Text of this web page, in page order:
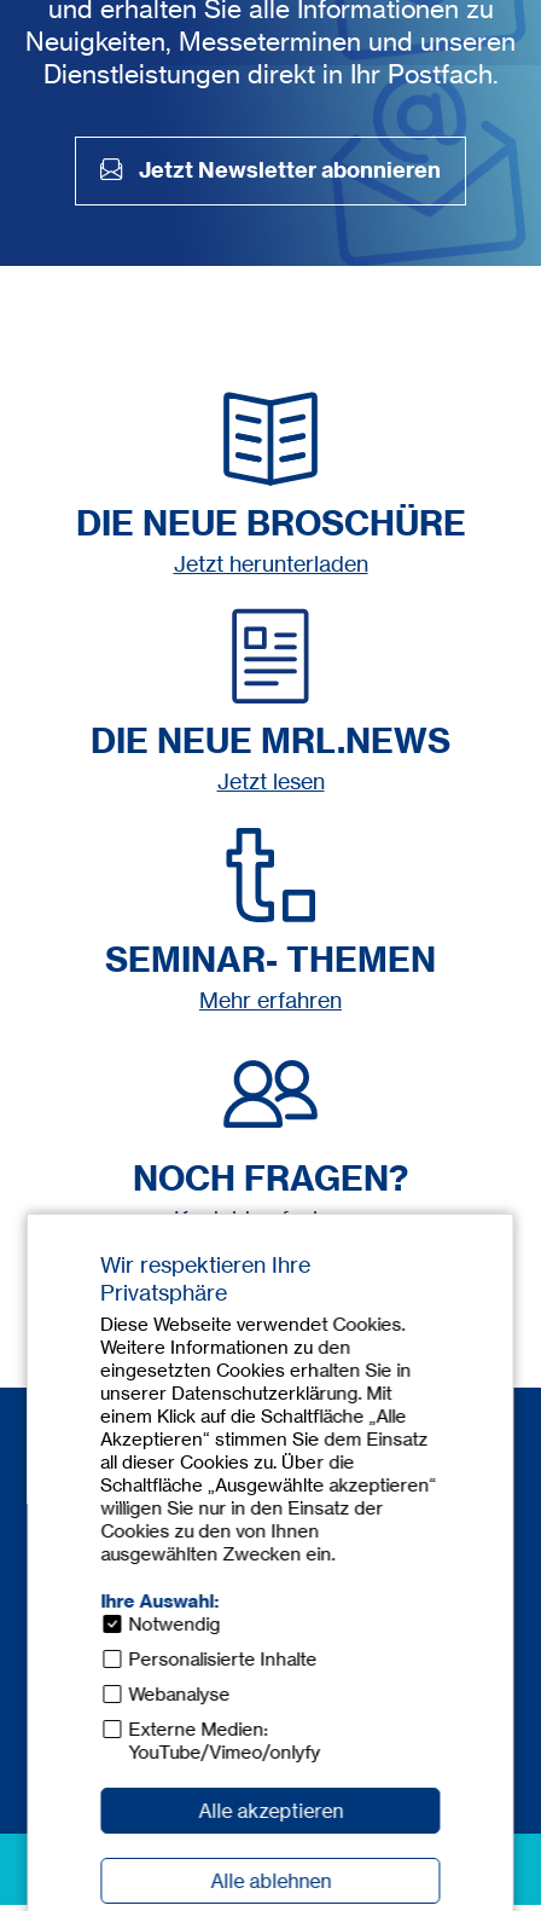
und erhalten Sie alle Informationen zu
Neuigkeiten, Messeterminen und unseren
Dienstleistungen direkt in Ihr Postfach.
Jetzt Newsletter abonnieren
DIE NEUE BROSCHÜRE
Jetzt herunterladen
DIE NEUE MRL.NEWS
Jetzt lesen
SEMINAR- THEMEN
Mehr erfahren
NOCH FRAGEN?
Kontakt aufnehmen
Kontakt
Telefon:
Telefax: +49 6841 77780-59
excellence in safety
Wir respektieren Ihre
Privatsphäre
Diese Webseite verwendet Cookies.
Weitere Informationen zu den
eingesetzten Cookies erhalten Sie in
unserer Datenschutzerklärung. Mit
einem Klick auf die Schaltfläche „Alle
Akzeptieren“ stimmen Sie dem Einsatz
all dieser Cookies zu. Über die
Schaltfläche „Ausgewählte akzeptieren“
willigen Sie nur in den Einsatz der
Cookies zu den von Ihnen
ausgewählten Zwecken ein.
Ihre Auswahl:
Notwendig
Personalisierte Inhalte
Webanalyse
Externe Medien:
YouTube/Vimeo/onlyfy
Alle akzeptieren
Alle ablehnen